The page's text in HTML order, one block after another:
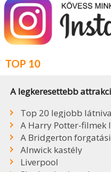
TOP 10
A legkeresettebb
Top 20 legjobb
A Harry Potter-filmek
A Bridgerton
Alnwick kastély
Liverpool